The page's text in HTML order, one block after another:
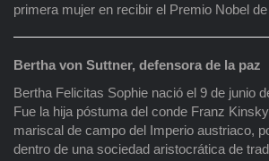
primera mujer en recibir el Premio Nobel
Bertha von Suttner, defensora de la paz
Bertha Felicitas Sophie nació el 9 de junio
Fue la hija póstuma del conde Franz
mariscal de campo del Imperio austriaco,
dentro de una sociedad aristocrática de